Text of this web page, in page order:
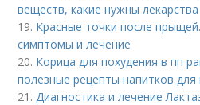
веществ, какие нужны лекарства
19. Красные точки после
симптомы и лечение
20. Корица для похудения в пп
полезные рецепты напитков для
21.Диагностика и лечение